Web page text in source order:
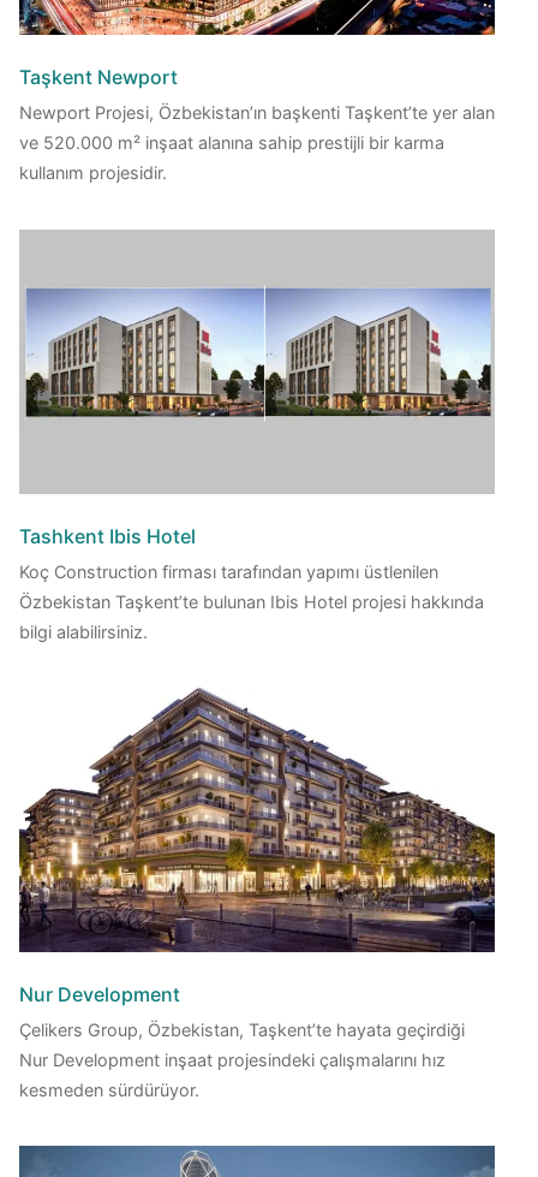
Taşkent Newport
Newport Projesi, Özbekistan’ın başkenti Taşkent’te yer alan
ve 520.000 m² inşaat alanına sahip prestijli bir karma
kullanım projesidir.
Tashkent Ibis Hotel
Koç Construction firması tarafından yapımı üstlenilen
Özbekistan Taşkent’te bulunan Ibis Hotel projesi hakkında
bilgi alabilirsiniz.
Nur Development
Çelikers Group, Özbekistan, Taşkent’te hayata geçirdiği
Nur Development inşaat projesindeki çalışmalarını hız
kesmeden sürdürüyor.